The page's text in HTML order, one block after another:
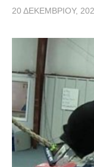
20 ΔΕΚΕΜΒΡΊΟΥ,